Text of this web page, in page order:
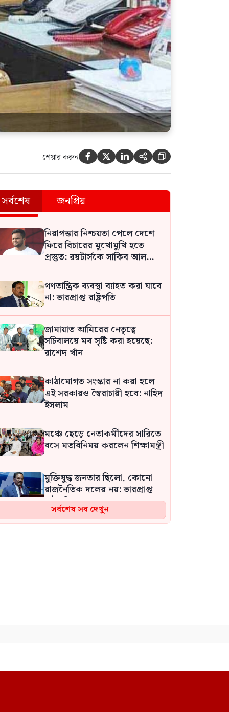
শেয়ার করুন     
সর্বশেষ জনপ্রিয়
নিরাপত্তার নিশ্চয়তা পেলে দেশে
ফিরে বিচারের মুখোমুখি হতে
প্রস্তুত: রয়টার্সকে সাকিব আল
হাসান
গণতান্ত্রিক ব্যবস্থা ব্যাহত করা যাবে
না: ভারপ্রাপ্ত রাষ্ট্রপতি
জামায়াত আমিরের নেতৃত্বে
সচিবালয়ে মব সৃষ্টি করা হয়েছে:
রাশেদ খাঁন
কাঠামোগত সংস্কার না করা হলে
এই সরকারও স্বৈরাচারী হবে: নাহিদ
ইসলাম
মঞ্চে ছেড়ে নেতাকর্মীদের সারিতে
বসে মতবিনিময় করলেন শিক্ষামন্ত্রী
মুক্তিযুদ্ধ জনতার ছিলো, কোনো
রাজনৈতিক দলের নয়: ভারপ্রাপ্ত
রাষ্ট্রপতি
সর্বশেষ সব দেখুন